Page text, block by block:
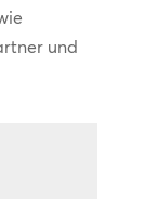
und